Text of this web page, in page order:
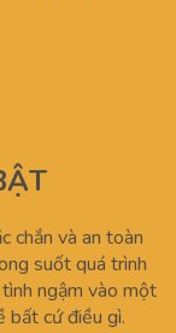
chắn và an toàn
suốt quá trình
ngậm vào một
bất cứ điều gì.